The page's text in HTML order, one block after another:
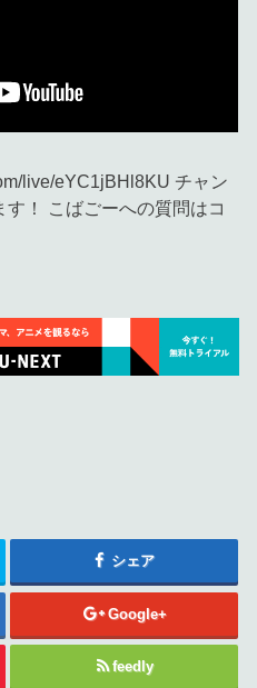
live/eYC1jBHl8KU チャン
！ こばごーへの質問はコ
シェア
Google+
feedly